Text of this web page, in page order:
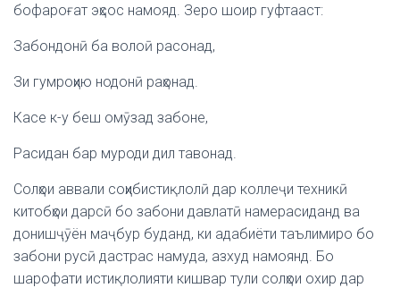
бофароғат эҳсос намояд. Зеро шоир гуфтааст:
Забондонӣ ба волоӣ расонад,
Зи гумроҳию нодонӣ раҳонад.
Касе к-у беш омӯзад забоне,
Расидан бар муроди дил тавонад.
Солҳои аввали соҳибистиқлолӣ дар коллеҷи техникӣ
китобҳои дарсӣ бо забони давлатӣ намерасиданд ва
донишҷӯён маҷбур буданд, ки адабиёти таълимиро бо
забони русӣ дастрас намуда, азхуд намоянд. Бо
шарофати истиқлолияти кишвар тули солҳои охир дар